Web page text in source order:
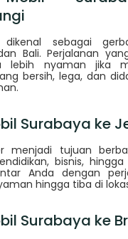
dikenal sebagai
Bali. Perjalanan
lebih nyaman jika
bersih, lega, dan
Surabaya ke
menjadi tujuan
bisnis, hingga
Anda dengan
hingga tiba di
Surabaya ke